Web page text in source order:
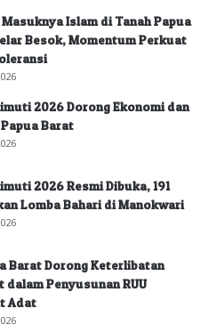
Islam di Tanah Papua
Besok, Momentum Perkuat
2026 Dorong Ekonomi dan
Barat
2026 Resmi Dibuka, 191
Lomba Bahari di Manokwari
Barat Dorong Keterlibatan
dalam Penyusunan RUU
Adat